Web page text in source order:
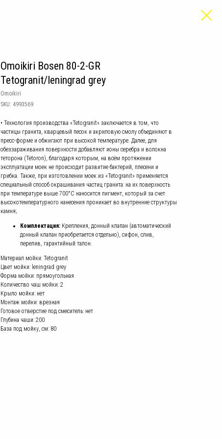
Omoikiri Bosen 80-2-GR
Tetogranit/leningrad grey
Omoikiri
SKU: 4993569
• Технология производства «Tetogranit» заключается в том, что
частицы гранита, кварцевый песок и акриловую смолу объединяют в
пресс-форме и обжигают при высокой температуре. Далее, для
обеззараживания поверхности добавляют ионы серебра и волокна
теторона (Tetoron), благодаря которым, на всём протяжении
эксплуатации моек не происходит развитие бактерий, плесени и
грибка. Также, при изготовлении моек из «Tetogranit» применяется
специальный способ окрашивания частиц гранита: на их поверхность
при температуре выше 700°С наносится пигмент, который за счет
высокотемпературного нанесения проникает во внутренние структуры
камня;
Комплектация: Крепления, донный клапан (автоматический
донный клапан приобретается отдельно), сифон, слив,
перелив, гарантийный талон.
Материал мойки: Tetogranit
Цвет мойки: leningrad grey
Форма мойки: прямоугольная
Количество чаш мойки: 2
Крыло мойки: нет
Монтаж мойки: врезная
Готовое отверстие под смеситель: нет
Глубина чаши: 200
База под мойку, см: 80